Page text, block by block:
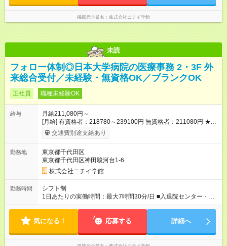
掲載元企業名 株式会社ニチイ学館
未読
フォロー体制◎日本大学病院の医療事務 2・3F 外
来総合受付／未経験・無資格OK／ブランクOK
正社員 職種未経験OK
給与
月給211,080円～
[月給] 有資格者：218780～239100円 無資格者：211080円 ★賞
与あり 年2回（業績による 初年度1回） ★キャリアアップ制度
あり 進級により給与がアップします！ 【試用期間】試用期間あ
す。
交通費別途支給あり
勤務地
東京都千代田区
東京都千代田区神田駿河台1-6
株式会社ニチイ学館
勤務時間
シフト制
1日あたりの実働時間：最大7時間30分/日 ■入退院センター・レ
ディースセンター 月～金 7:40～16:10 7:50～16:20 8:20～16:50
13:50 8:40～14:10 各休憩なし ※上記時間帯や曜日での週5日の
気になる！ 応募する 詳細へ